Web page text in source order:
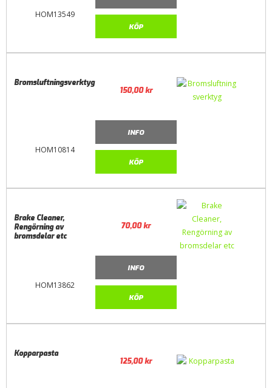
HOM13549
KÖP
HOM10814
Bromsluftningsverktyg
150,00kr
INFO
KÖP
HOM13862
Brake Cleaner,
Rengörning av
bromsdelar etc
70,00kr
INFO
KÖP
Kopparpasta
125,00kr